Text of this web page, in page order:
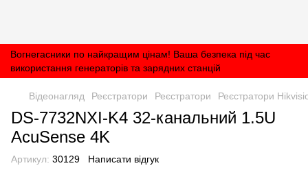
Вогнегасники по найкращим цінам! Ваша безпека під час
використання генераторів та зарядних станцій
Відеонагляд Реєстратори Реєстратори Реєстратори
DS-7732NXI-K4 32-канальний 1.5U
AcuSense 4K
Артикул: 30129 Написати відгук